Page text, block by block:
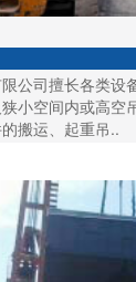
公司擅长各类设
小空间内或高空
搬运、起重吊..